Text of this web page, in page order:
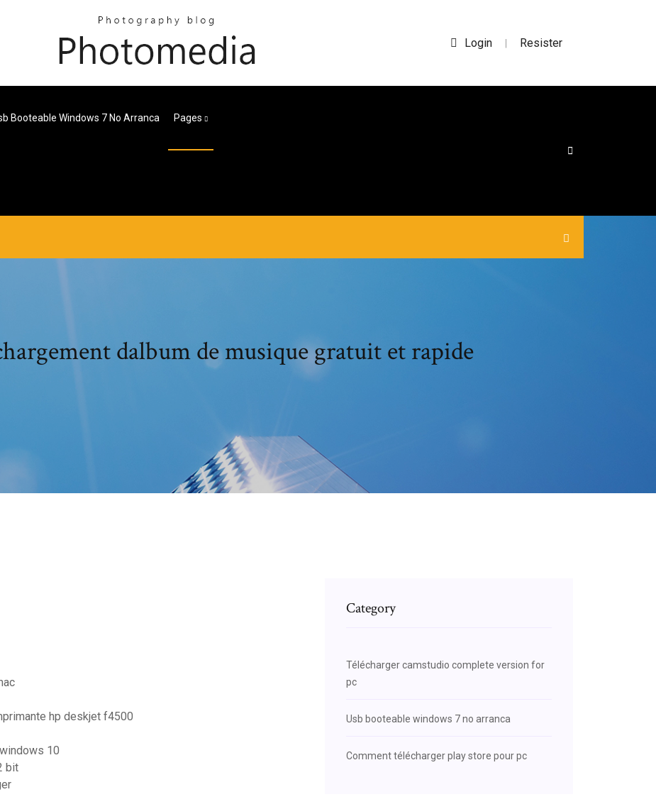
Login | Resister
Booteable Windows 7 No Arranca Pages
dalbum de musique gratuit et rapide
hp deskjet f4500
10
bit
Category
Télécharger camstudio complete version for
pc
Usb booteable windows 7 no arranca
Comment télécharger play store pour pc